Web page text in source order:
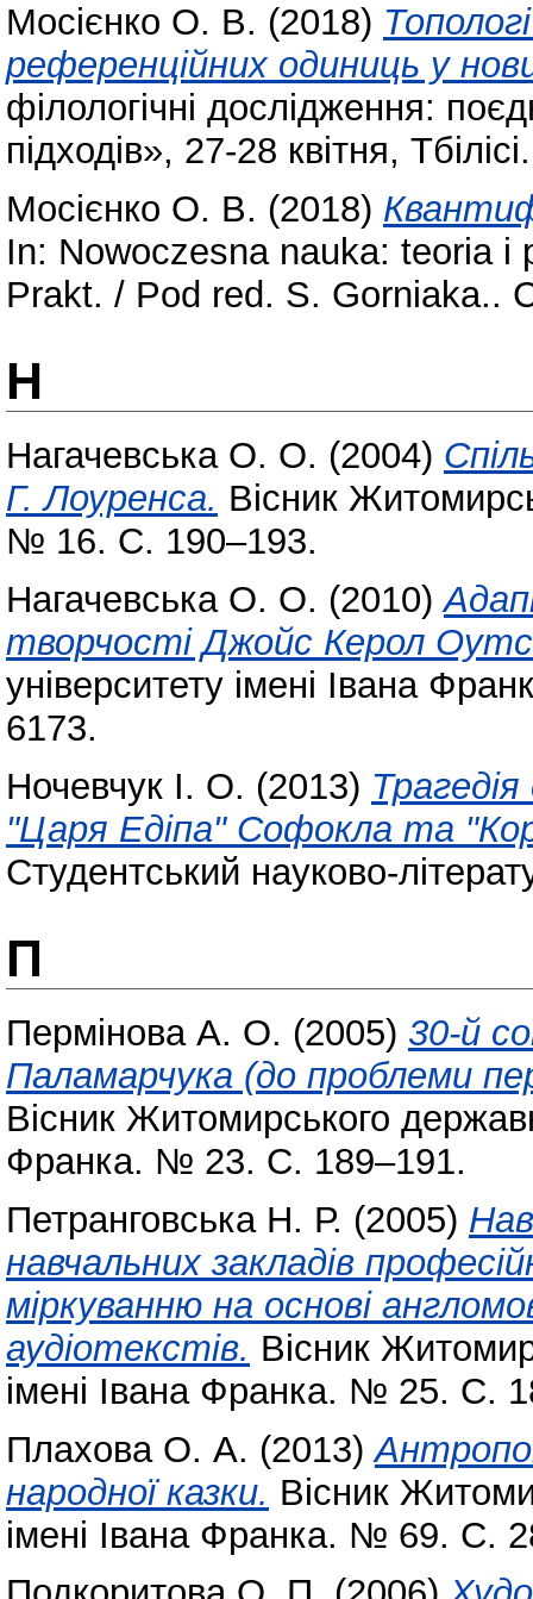
Мосієнко О. В. (2018)
референційних одиниць у
філологічні дослідження:
підходів», 27-28 квітня,
Мосієнко О. В. (2018)
In: Nowoczesna nauka: teoria i
Prakt. / Pod red. S. Gorniaka..
Н
Нагачевська О. О. (2004)
Г. Лоуренса. Вісник
№ 16. С. 190–193.
Нагачевська О. О. (2010)
творчості Джойс Керол
університету імені Івана
6173.
Ночевчук І. О. (2013)
"Царя Едіпа" Софокла та
Студентський науково-
П
Пермінова А. О. (2005) 30-й
Паламарчука (до проблеми
Вісник Житомирського
Франка. № 23. С. 189–191.
Петранговська Н. Р. (2005)
навчальних закладів
міркуванню на основі
аудіотекстів. Вісник
імені Івана Франка. № 25. С.
Плахова О. А. (2013)
народної казки. Вісник
імені Івана Франка. № 69. С.